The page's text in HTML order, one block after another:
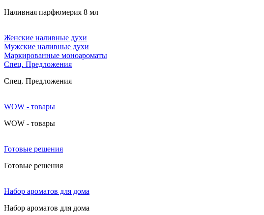
Наливная парфюмерия 8 мл
Женские наливные духи
Мужские наливные духи
Маркированные моноароматы
Cпец. Предложения
Cпец. Предложения
WOW - товары
WOW - товары
Готовые решения
Готовые решения
Набор ароматов для дома
Набор ароматов для дома